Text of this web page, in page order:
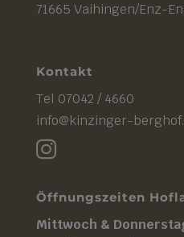
71665 Vaihingen/Enz-
Kontakt
Tel 07042 / 4660
info@kinzinger-

Öffnungszeiten
Mittwoch &